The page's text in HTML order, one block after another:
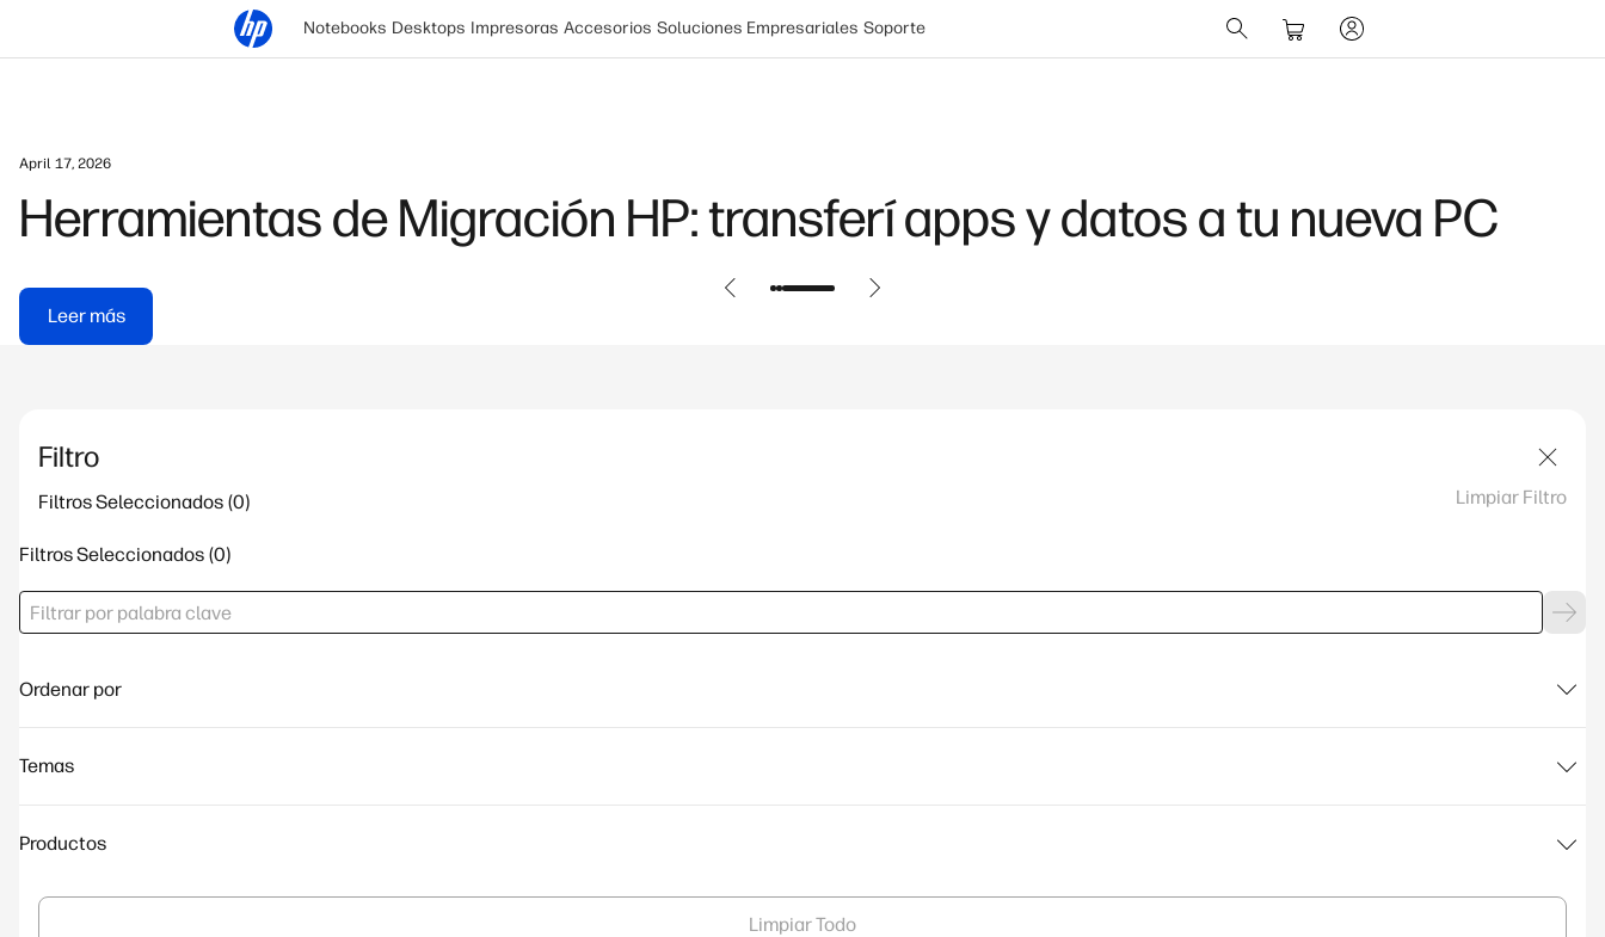
Notebooks Desktops Impresoras Accesorios Soluciones Empresariales Soporte
April 17, 2026
Herramientas de Migración HP: transferí apps y datos a tu nueva PC
Leer más
Filtro
Filtros Seleccionados Limpiar Filtro
Filtros Seleccionados
Ordenar por
Temas
Productos
Limpiar Todo